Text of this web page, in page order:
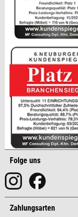
Folge uns
Zahlungsarten